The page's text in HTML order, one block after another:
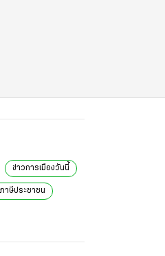
ข่าวการเมืองวันนี้
ภาษีประชาชน